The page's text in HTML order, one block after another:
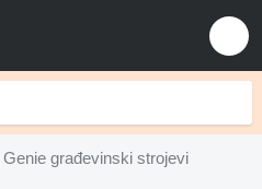
Genie građevinski strojevi